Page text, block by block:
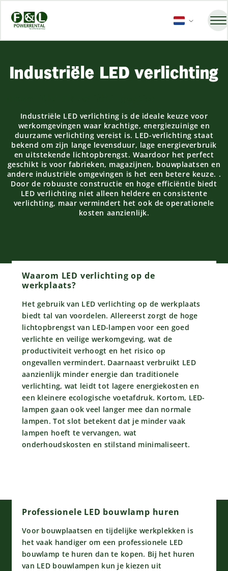
Industriële LED verlichting
Industriële LED verlichting is de ideale keuze voor
werkomgevingen waar krachtige, energiezuinige en
duurzame verlichting vereist is. LED-verlichting staat
bekend om zijn lange levensduur, lage energieverbruik
en uitstekende lichtopbrengst. Waardoor het perfect
geschikt is voor fabrieken, magazijnen, bouwplaatsen en
andere industriële omgevingen is het een betere keuze. .
Door de robuuste constructie en hoge efficiëntie biedt
LED verlichting niet alleen heldere en consistente
verlichting, maar vermindert het ook de operationele
kosten aanzienlijk.
Waarom LED verlichting op de
werkplaats?
Het gebruik van LED verlichting op de werkplaats
biedt tal van voordelen. Allereerst zorgt de hoge
lichtopbrengst van LED-lampen voor een goed
verlichte en veilige werkomgeving, wat de
productiviteit verhoogt en het risico op
ongevallen vermindert. Daarnaast verbruikt LED
aanzienlijk minder energie dan traditionele
verlichting, wat leidt tot lagere energiekosten en
een kleinere ecologische voetafdruk. Kortom, LED-
lampen gaan ook veel langer mee dan normale
lampen. Tot slot betekent dat je minder vaak
lampen hoeft te vervangen, wat
onderhoudskosten en stilstand minimaliseert.
Professionele LED bouwlamp huren
Voor bouwplaatsen en tijdelijke werkplekken is
het vaak handiger om een professionele LED
bouwlamp te huren dan te kopen. Bij het huren
van LED bouwlampen kun je kiezen uit